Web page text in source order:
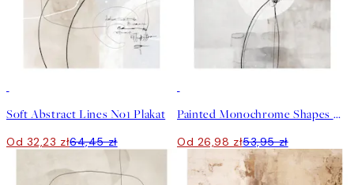
Soft Abstract Lines No1 Plakat
Od 32,23 zł64,45 zł
Painted Monochrome Shapes No2 Plakat
Od 26,98 zł53,95 zł